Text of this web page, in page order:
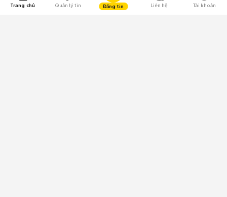
Trang chủ Quản lý tin Đăng tin Liên hệ Tài khoản